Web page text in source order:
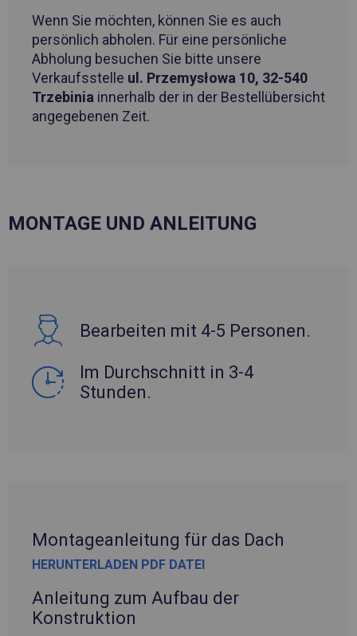
Wenn Sie möchten, können Sie es auch
persönlich abholen. Für eine persönliche
Abholung besuchen Sie bitte unsere
Verkaufsstelle ul. Przemysłowa 10, 32-540
Trzebinia innerhalb der in der Bestellübersicht
angegebenen Zeit.
MONTAGE UND ANLEITUNG
Bearbeiten mit 4-5 Personen.
Im Durchschnitt in 3-4
Stunden.
Montageanleitung für das Dach
HERUNTERLADEN PDF DATEI
Anleitung zum Aufbau der
Konstruktion